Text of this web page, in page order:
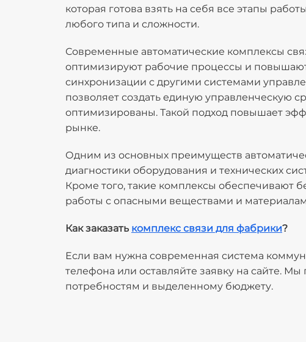
которая готова взять на себя все этапы
любого типа и сложности.
Современные автоматические комплексы
оптимизируют рабочие процессы и повышают
синхронизации с другими системами
позволяет создать единую управленческую
оптимизированы. Такой подход повышает
рынке.
Одним из основных преимуществ
диагностики оборудования и технических
Кроме того, такие комплексы обеспечивают
работы с опасными веществами и
Как заказать комплекс связи для фабрики
Если вам нужна современная система
телефона или оставляйте заявку на сайте.
потребностям и выделенному бюджету.